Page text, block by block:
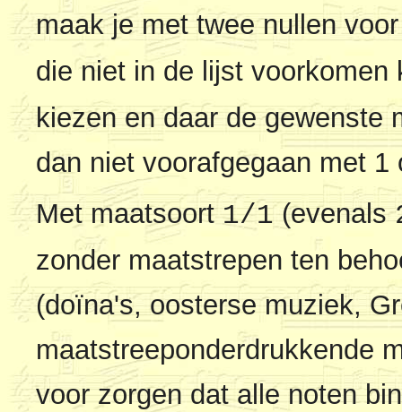
maak je met twee nullen
die niet in de lijst
kiezen en daar de gewenste
dan niet voorafgegaan met 1
Met maatsoort1/1(evenals
zonder maatstrepen ten
(doïna's, oosterse muziek,
maatstreeponderdrukkende
voor zorgen dat alle noten